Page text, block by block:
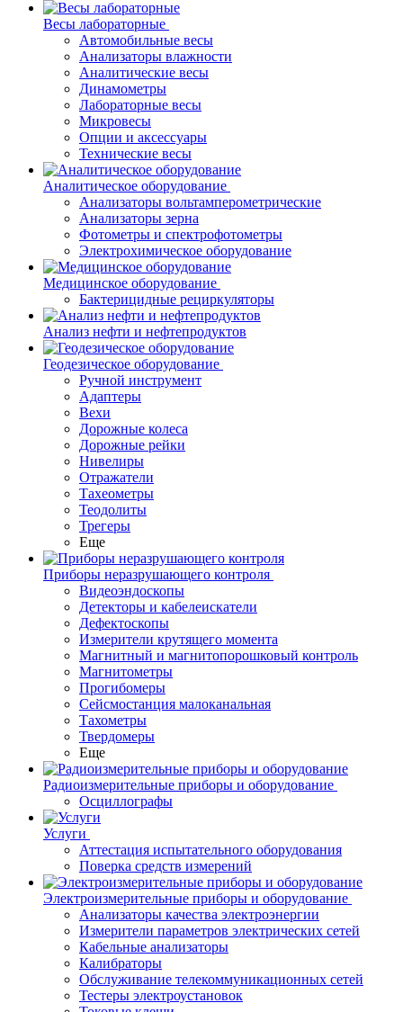
Весы лабораторные
Автомобильные весы
Анализаторы влажности
Аналитические весы
Динамометры
Лабораторные весы
Микровесы
Опции и аксессуары
Технические весы
Аналитическое оборудование
Анализаторы вольтамперометрические
Анализаторы зерна
Фотометры и спектрофотометры
Электрохимическое оборудование
Медицинское оборудование
Бактерицидные рециркуляторы
Анализ нефти и нефтепродуктов
Геодезическое оборудование
Ручной инструмент
Адаптеры
Вехи
Дорожные колеса
Дорожные рейки
Нивелиры
Отражатели
Тахеометры
Теодолиты
Трегеры
Еще
Приборы неразрушающего контроля
Видеоэндоскопы
Детекторы и кабелеискатели
Дефектоскопы
Измерители крутящего момента
Магнитный и магнитопорошковый контроль
Магнитометры
Прогибомеры
Сейсмостанция малоканальная
Тахометры
Твердомеры
Еще
Радиоизмерительные приборы и оборудование
Осциллографы
Услуги
Аттестация испытательного оборудования
Поверка средств измерений
Электроизмерительные приборы и оборудование
Анализаторы качества электроэнергии
Измерители параметров электрических сетей
Кабельные анализаторы
Калибраторы
Обслуживание телекоммуникационных сетей
Тестеры электроустановок